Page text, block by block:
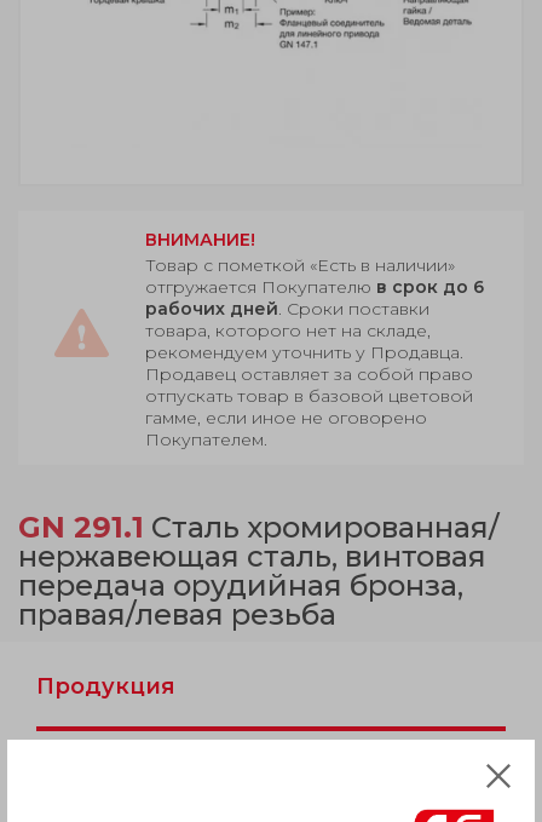
ВНИМАНИЕ!
Товар с пометкой «Есть в наличии»
отгружается Покупателю в срок до 6
рабочих дней. Сроки поставки
товара, которого нет на складе,
рекомендуем уточнить у Продавца.
Продавец оставляет за собой право
отпускать товар в базовой цветовой
гамме, если иное не оговорено
Покупателем.
GN 291.1 Сталь хромированная/
нержавеющая сталь, винтовая
передача орудийная бронза,
правая/левая резьба
Продукция